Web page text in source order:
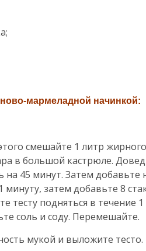
мармеладной начинкой:
смешайте 1 литр
в большой кастрюле.
45 минут. Затем добавьте
затем добавьте 8
подняться в течение
соль и соду. Перемешайте.
мукой и выложите тесто.